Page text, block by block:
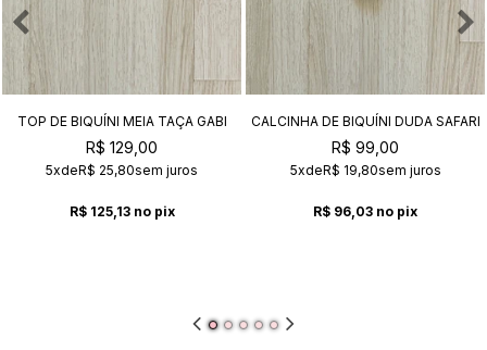
TOP DE BIQUÍNI MEIA TAÇA GABI
SAFARI
R$ 129,00
5xdeR$ 25,80sem juros
R$ 125,13 no pix
CALCINHA DE BIQUÍNI DUDA SAFARI
R$ 99,00
5xdeR$ 19,80sem juros
R$ 96,03 no pix